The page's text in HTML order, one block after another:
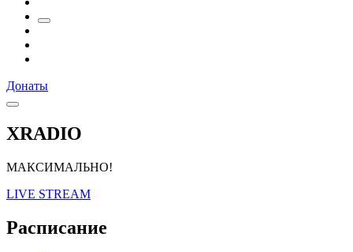
Донаты
XRADIO
МАКСИМАЛЬНО!
LIVE STREAM
Расписание